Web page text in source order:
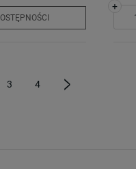
+
3 4